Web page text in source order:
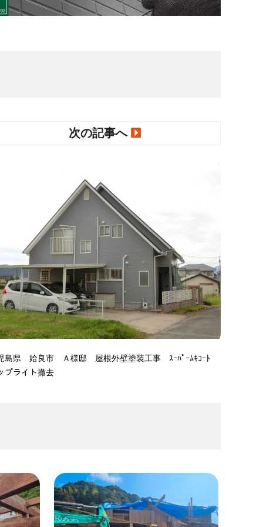
次の記事へ
島県 姶良市 Ａ様邸 屋根外壁塗装工事 ｽｰﾊﾟｰﾑｷｺｰﾄ
プライト撤去